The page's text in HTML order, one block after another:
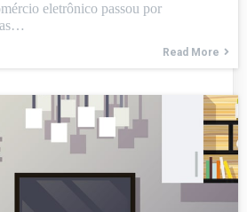
eletrônico passou por
Read More